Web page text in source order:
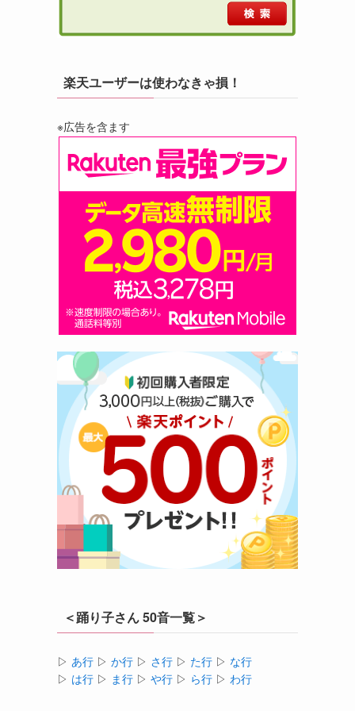
楽天ユーザーは使わなきゃ損！
※広告を含ます
＜踊り子さん 50音一覧＞
▷ あ行 ▷ か行 ▷ さ行 ▷ た行 ▷ な行
▷ は行 ▷ ま行 ▷ や行 ▷ ら行 ▷ わ行